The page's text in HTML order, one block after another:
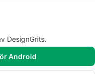
DesignGrits.
Android